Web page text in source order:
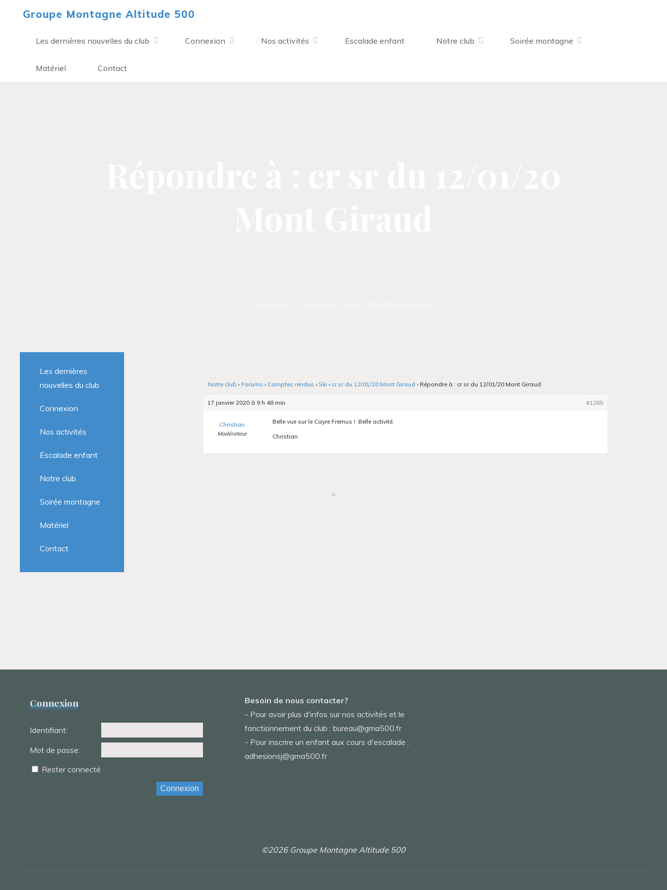
Groupe Montagne Altitude 500
Les dernières nouvelles du club Connexion Nos activités Escalade enfant Notre club Soirée montagne
Matériel Contact
Notre club › Forums › Comptes rendus › Ski › cr sr du 12/01/20 Mont Giraud › Répondre à : cr sr du 12/01/20 Mont Giraud
17 janvier 2020 à 9 h 48 min #1265
Christian
Modérateur
Belle vue sur le Cayre Fremus ! Belle activité.
Christian
Les dernières
nouvelles du club
Connexion
Nos activités
Escalade enfant
Notre club
Soirée montagne
Matériel
Contact
Connexion
Identifiant:
Mot de passe:
Rester connecté
Connexion
Besoin de nous contacter?
- Pour avoir plus d'infos sur nos activités et le
fonctionnement du club : bureau@gma500.fr
- Pour inscrire un enfant aux cours d'escalade :
adhesionsj@gma500.fr
©2026 Groupe Montagne Altitude 500